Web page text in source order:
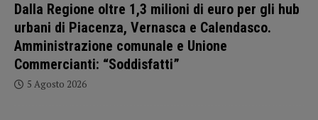
Dalla Regione oltre 1,3 milioni di euro per gli hub
urbani di Piacenza, Vernasca e Calendasco.
Amministrazione comunale e Unione
Commercianti: “Soddisfatti”
5 Agosto 2026